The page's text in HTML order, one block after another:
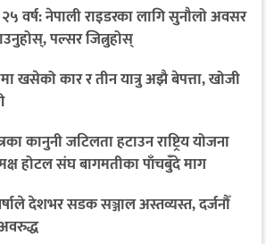
वर्ष: नेपाली राइडरका लागि सुनौलो अवसर
पल्सर जित्नुहोस्
खसेको कार र तीन यात्रु अझै बेपत्ता, खोजी
कानुनी जटिलता हटाउन राष्ट्रिय योजना
होटल संघ बागमतीका पाँचबुँदे माग
देशभर सडक सञ्जाल अस्तव्यस्त, दर्जनौँ